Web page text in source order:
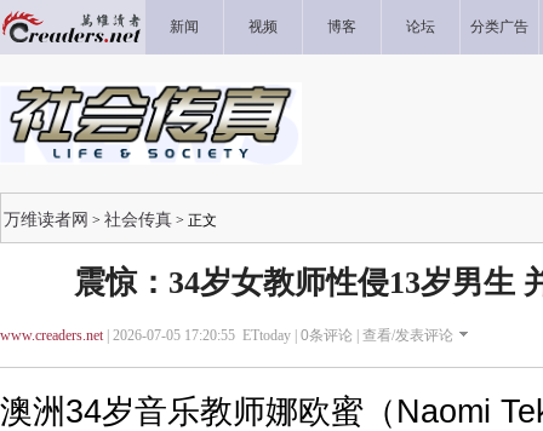
新闻 视频 博客 论坛 分类广告
万维读者网 > 社会传真 > 正文
震惊：34岁女教师性侵13岁男生
www.creaders.net| 2026-07-05 17:20:55 ETtoday | 0条评论 | 查看/发表评论
澳洲34岁音乐教师娜欧蜜（Naomi